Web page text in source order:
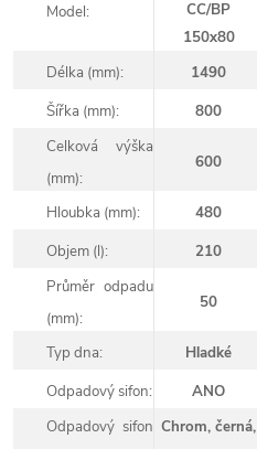
Model:
CC/BP
150x80
Délka (mm):
1490
Šířka (mm):
800
Celková výška
(mm):
600
Hloubka (mm): 480
Objem (l):
210
Průměr odpadu
(mm):
50
Typ dna: Hladké
Odpadový sifon:
ANO
Odpadový sifon Chrom, černá,